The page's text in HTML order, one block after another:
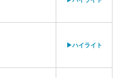
▶ハイライト